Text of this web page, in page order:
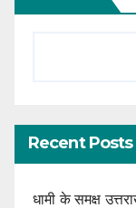
Recent Posts
धामी के समक्ष